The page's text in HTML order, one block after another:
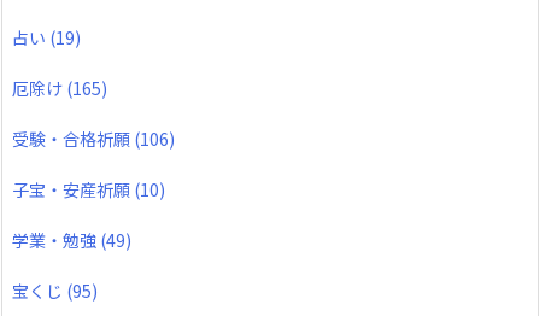
占い (19)
厄除け (165)
受験・合格祈願 (106)
子宝・安産祈願 (10)
学業・勉強 (49)
宝くじ (95)